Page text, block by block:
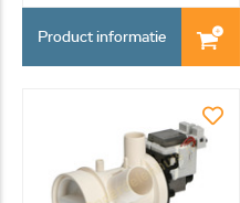
Product informatie